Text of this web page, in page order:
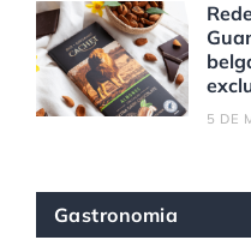
5 DE
Gastronomia